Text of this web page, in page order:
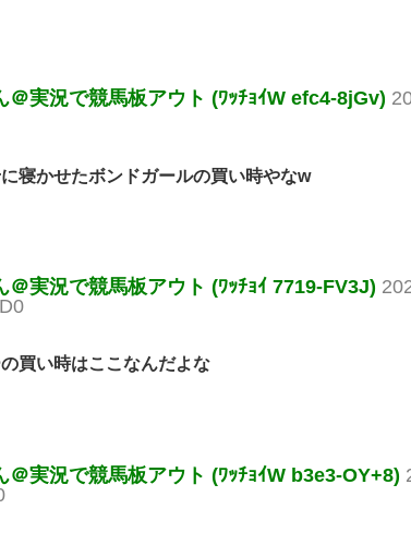
＠実況で競馬板アウト (ﾜｯﾁｮｲW efc4-8jGv)
寝かせたボンドガールの買い時やなw
＠実況で競馬板アウト (ﾜｯﾁｮｲ 7719-FV3J)
買い時はここなんだよな
＠実況で競馬板アウト (ﾜｯﾁｮｲW b3e3-OY+8)